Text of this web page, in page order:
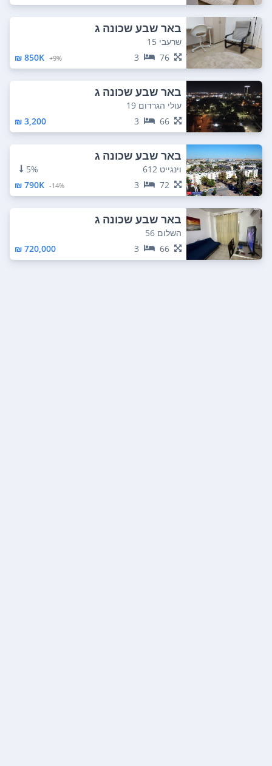
באר שבע שכונה ג
שרעבי 15
76
3
9%+
850K ₪
באר שבע שכונה ג
עולי הגרדום 19
66
3
3,200 ₪
באר שבע שכונה ג
וינגייט 612
5%
72
3
14%-
790K ₪
באר שבע שכונה ג
השלום 56
66
3
720,000 ₪